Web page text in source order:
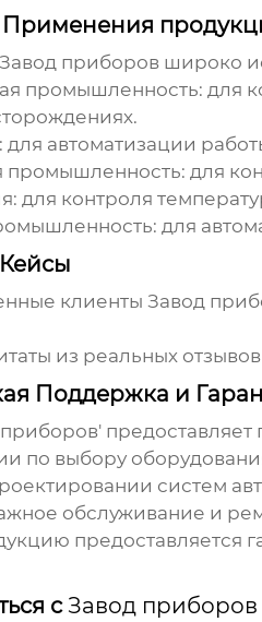
Завод приборовшироко
промышленность: для
для автоматизации
промышленность: для
для контроля
для
клиенты Завод
из реальных
Поддержка и
'
по выбору
систем
обслуживание и
предоставляется
с Завод приборов